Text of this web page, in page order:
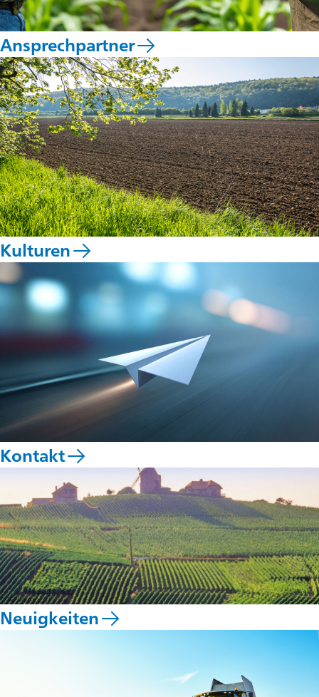
Ansprechpartner
Kulturen
Kontakt
Neuigkeiten